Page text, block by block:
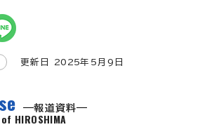
更新日 2025年5月9日
報道資料
HIROSHIMA